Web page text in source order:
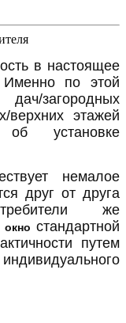
в настоящее
по этой
загородных
этажей
установке
немалое
друг от друга
же
окностандартной
путем